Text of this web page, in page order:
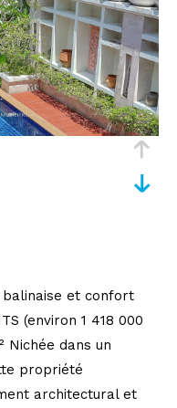
et confort
(environ 1 418 000
Nichée dans un
propriété
architectural et